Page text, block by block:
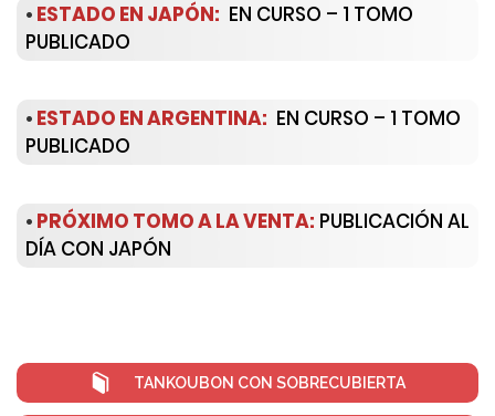
• ESTADO EN JAPÓN: EN CURSO – 1 TOMO
PUBLICADO
• ESTADO EN ARGENTINA: EN CURSO – 1 TOMO
PUBLICADO
• PRÓXIMO TOMO A LA VENTA: PUBLICACIÓN AL
DÍA CON JAPÓN
TANKOUBON CON SOBRECUBIERTA